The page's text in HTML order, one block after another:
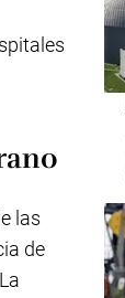
las
de